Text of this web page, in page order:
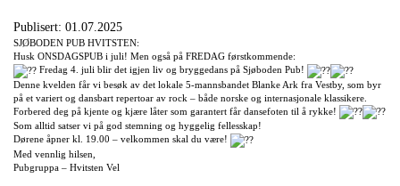
Publisert: 01.07.2025
SJØBODEN PUB HVITSTEN:
Husk ONSDAGSPUB i juli! Men også på FREDAG førstkommende:
Fredag 4. juli blir det igjen liv og bryggedans på Sjøboden Pub!
Denne kvelden får vi besøk av det lokale 5-mannsbandet Blanke Ark fra Vestby, som byr
på et variert og dansbart repertoar av rock – både norske og internasjonale klassikere.
Forbered deg på kjente og kjære låter som garantert får dansefoten til å rykke!
Som alltid satser vi på god stemning og hyggelig fellesskap!
Dørene åpner kl. 19.00 – velkommen skal du være!
Med vennlig hilsen,
Pubgruppa – Hvitsten Vel